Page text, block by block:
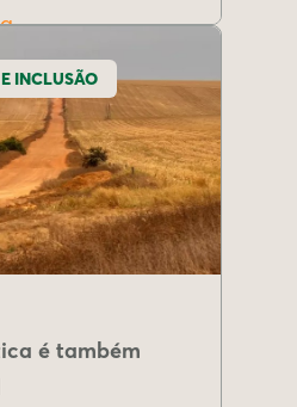
INCLUSÃO
é também